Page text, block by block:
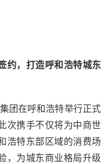
约，打造呼和浩特城东
团在呼和浩特举行正式
次携手不仅将为中商世
浩特东部区域的消费场
，为城东商业格局升级